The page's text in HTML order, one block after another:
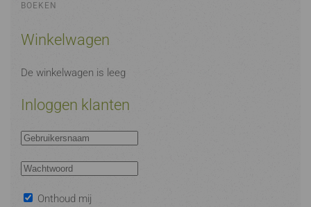
BOEKEN
Winkelwagen
De winkelwagen is leeg
Inloggen klanten
Onthoud mij